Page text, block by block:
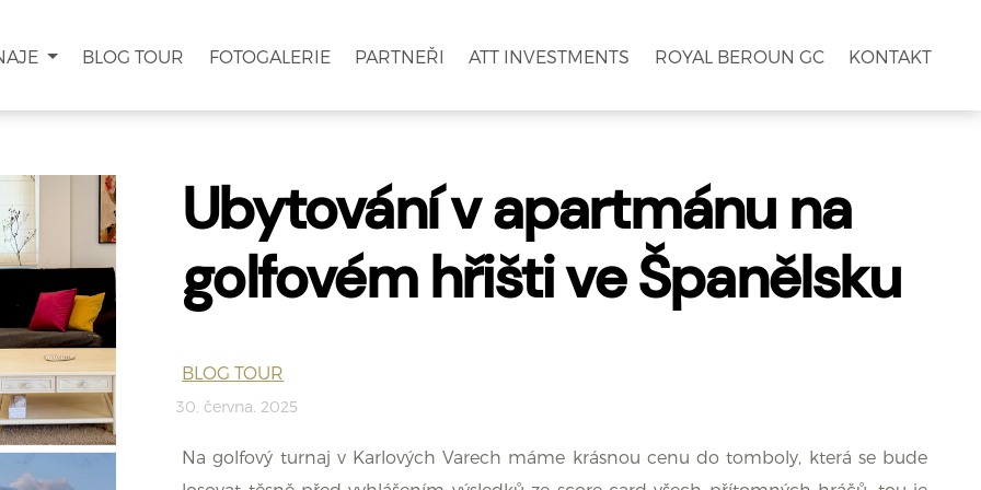
BLOG TOUR FOTOGALERIE PARTNEŘI ATT INVESTMENTS ROYAL BEROUN GC KONTAKT
Ubytování v apartmánu na
golfovém hřišti ve Španělsku
BLOG TOUR
30. června. 2025
Na golfový turnaj v Karlových Varech máme krásnou cenu do tomboly, která se bude